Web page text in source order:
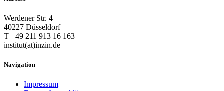
Werdener Str. 4
40227 Düsseldorf
T +49 211 913 16 163
institut(at)inzin.de
Navigation
Impressum